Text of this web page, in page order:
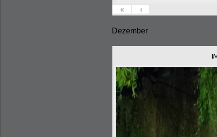
«
‹
Dezember